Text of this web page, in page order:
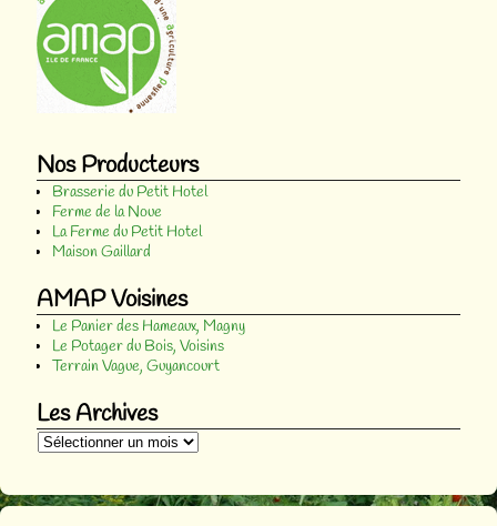
Nos Producteurs
Brasserie du Petit Hotel
Ferme de la Noue
La Ferme du Petit Hotel
Maison Gaillard
AMAP Voisines
Le Panier des Hameaux, Magny
Le Potager du Bois, Voisins
Terrain Vague, Guyancourt
Les Archives